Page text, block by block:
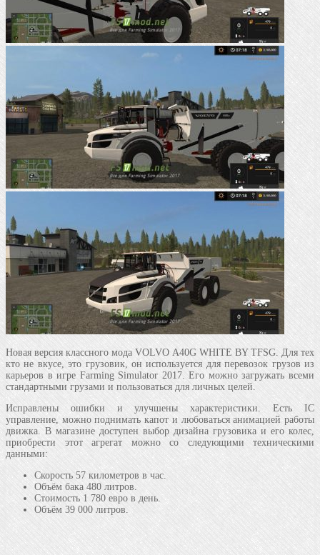
Новая версия классного мода VOLVO A40G WHITE BY TFSG. Для тех
кто не вкусе, это грузовик, он используется для перевозок грузов из
карьеров в игре Farming Simulator 2017. Его можно загружать всеми
стандартными грузами и пользоваться для личных целей.
Исправлены ошибки и улучшены характеристики. Есть IC
управление, можно поднимать капот и любоваться анимацией работы
движка. В магазине доступен выбор дизайна грузовика и его колес,
приобрести этот агрегат можно со следующими техническими
данными:
Скорость 57 километров в час.
Объём бака 480 литров.
Стоимость 1 780 евро в день.
Объём 39 000 литров.